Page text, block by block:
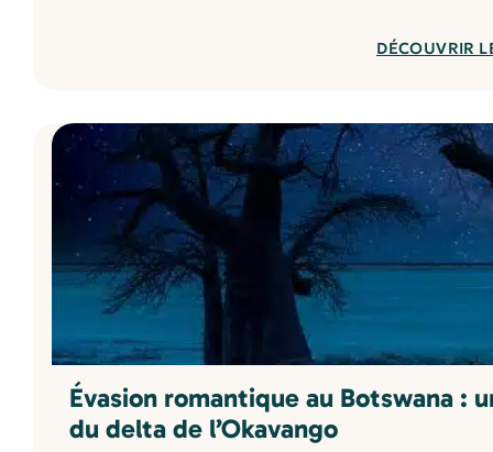
DÉCOUVRIR
Évasion romantique au Botswana :
du delta de l’Okavango